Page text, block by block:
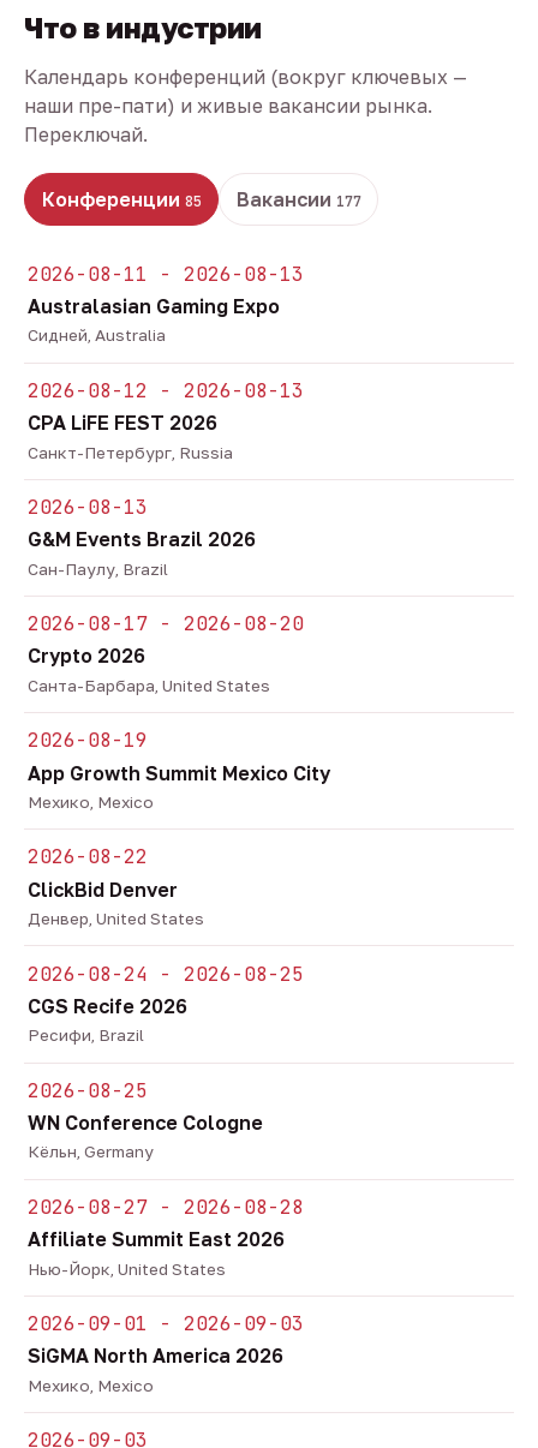
Что в индустрии
Календарь конференций (вокруг ключевых —
наши пре-пати) и живые вакансии рынка.
Переключай.
Конференции 85 Вакансии 177
2026-08-11 - 2026-08-13
Australasian Gaming Expo
Сидней, Australia
2026-08-12 - 2026-08-13
CPA LiFE FEST 2026
Санкт-Петербург, Russia
2026-08-13
G&M Events Brazil 2026
Сан-Паулу, Brazil
2026-08-17 - 2026-08-20
Crypto 2026
Санта-Барбара, United States
2026-08-19
App Growth Summit Mexico City
Мехико, Mexico
2026-08-22
ClickBid Denver
Денвер, United States
2026-08-24 - 2026-08-25
CGS Recife 2026
Ресифи, Brazil
2026-08-25
WN Conference Cologne
Кёльн, Germany
2026-08-27 - 2026-08-28
Affiliate Summit East 2026
Нью-Йорк, United States
2026-09-01 - 2026-09-03
SiGMA North America 2026
Мехико, Mexico
2026-09-03